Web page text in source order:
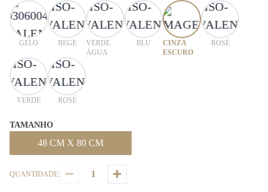
GELO BEGE
VERDE
ÁGUA
BLU
CINZA
ESCURO
ROSÉ
VERDE ROSÉ
TAMANHO
48 CM X 80 CM
QUANTIDADE: